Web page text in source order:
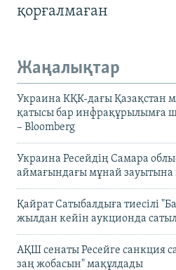
қорғалмаған
Жаңалықтар
Украина КҚК-дағы Қазақстан
қатысы бар инфрақұрылымға
– Bloomberg
Украина Ресейдің Самара
аймағындағы мұнай
Қайрат Сатыбалдыға тиесілі
жылдан кейін аукционда
АҚШ сенаты Ресейге санкция
заң жобасын" мақұлдады